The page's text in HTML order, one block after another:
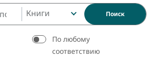
Книги Поиск
По любому
соответствию